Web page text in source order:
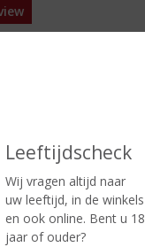
Leeftijdscheck
Wij vragen altijd naar
uw leeftijd, in de winkels
en ook online. Bent u 18
jaar of ouder?
INCL. BTW